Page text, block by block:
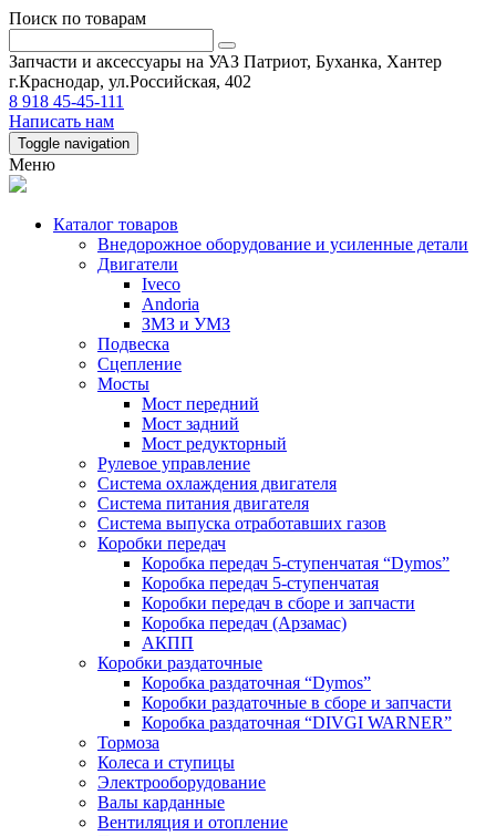
Поиск по товарам
Запчасти и аксессуары на УАЗ Патриот, Буханка, Хантер
г.Краснодар, ул.Российская, 402
8 918 45-45-111
Написать нам
Toggle navigation
Меню
Каталог товаров
Внедорожное оборудование и усиленные детали
Двигатели
Iveco
Andoria
ЗМЗ и УМЗ
Подвеска
Сцепление
Мосты
Мост передний
Мост задний
Мост редукторный
Рулевое управление
Система охлаждения двигателя
Система питания двигателя
Система выпуска отработавших газов
Коробки передач
Коробка передач 5-ступенчатая “Dymos”
Коробка передач 5-ступенчатая
Коробки передач в сборе и запчасти
Коробка передач (Арзамас)
АКПП
Коробки раздаточные
Коробка раздаточная “Dymos”
Коробки раздаточные в сборе и запчасти
Коробка раздаточная “DIVGI WARNER”
Тормоза
Колеса и ступицы
Электрооборудование
Валы карданные
Вентиляция и отопление